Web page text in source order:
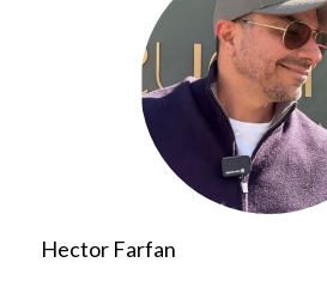
completo para trabajadores
Presentar una petición I-526
Ciudadanía e Inmigración de
¿Interesado en explorar las
disponibles? ¡Contáctame y
navegar este proceso!
Caso práctico: Inversión en
Hector Farfan